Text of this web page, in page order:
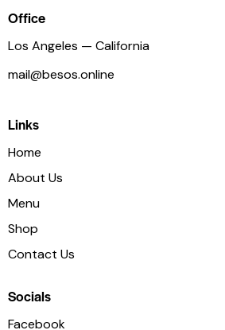
Office
Los Angeles — California
mail@besos.online
Links
Home
About Us
Menu
Shop
Contact Us
Socials
Facebook